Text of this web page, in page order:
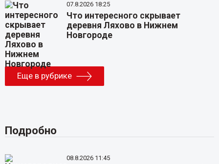
07.8.2026 18:25
Что интересного скрывает
деревня Ляхово в Нижнем
Новгороде
Еще в рубрике
Подробно
08.8.2026 11:45